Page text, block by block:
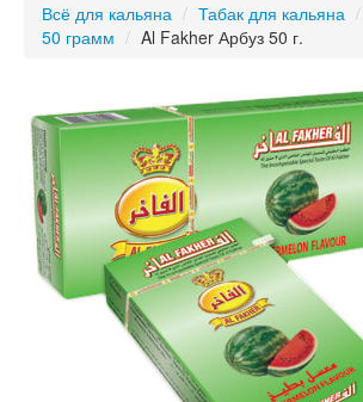
Всё для кальяна / Табак для кальяна /
50 грамм / Al Fakher Арбуз 50 г.